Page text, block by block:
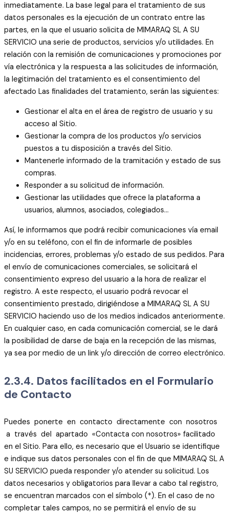
inmediatamente. La base legal para el tratamiento de sus
datos personales es la ejecución de un contrato entre las
partes, en la que el usuario solicita de MIMARAQ SL A SU
SERVICIO una serie de productos, servicios y/o utilidades. En
relación con la remisión de comunicaciones y promociones por
vía electrónica y la respuesta a las solicitudes de información,
la legitimación del tratamiento es el consentimiento del
afectado Las finalidades del tratamiento, serán las siguientes:
Gestionar el alta en el área de registro de usuario y su
acceso al Sitio.
Gestionar la compra de los productos y/o servicios
puestos a tu disposición a través del Sitio.
Mantenerle informado de la tramitación y estado de sus
compras.
Responder a su solicitud de información.
Gestionar las utilidades que ofrece la plataforma a
usuarios, alumnos, asociados, colegiados…
Así, le informamos que podrá recibir comunicaciones vía email
y/o en su teléfono, con el fin de informarle de posibles
incidencias, errores, problemas y/o estado de sus pedidos. Para
el envío de comunicaciones comerciales, se solicitará el
consentimiento expreso del usuario a la hora de realizar el
registro. A este respecto, el usuario podrá revocar el
consentimiento prestado, dirigiéndose a MIMARAQ SL A SU
SERVICIO haciendo uso de los medios indicados anteriormente.
En cualquier caso, en cada comunicación comercial, se le dará
la posibilidad de darse de baja en la recepción de las mismas,
ya sea por medio de un link y/o dirección de correo electrónico.
2.3.4. Datos facilitados en el Formulario
de Contacto
Puedes ponerte en contacto directamente con nosotros
a través del apartado «Contacta con nosotros» facilitado
en el Sitio. Para ello, es necesario que el Usuario se identifique
e indique sus datos personales con el fin de que MIMARAQ SL A
SU SERVICIO pueda responder y/o atender su solicitud. Los
datos necesarios y obligatorios para llevar a cabo tal registro,
se encuentran marcados con el símbolo (*). En el caso de no
completar tales campos, no se permitirá el envío de su